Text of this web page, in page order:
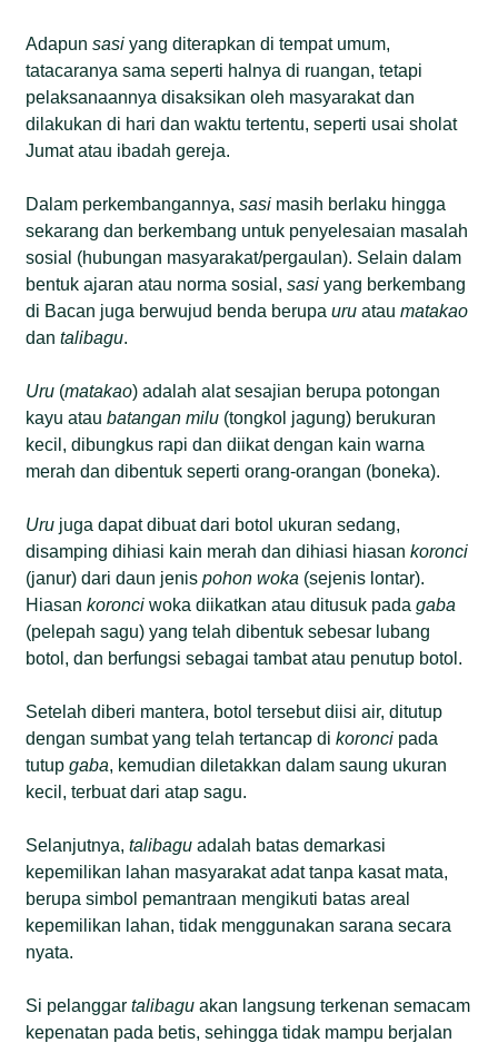
Adapunsasiyang diterapkan di tempat umum,
tatacaranya sama seperti halnya di ruangan, tetapi
pelaksanaannya disaksikan oleh masyarakat dan
dilakukan di hari dan waktu tertentu, seperti usai sholat
Jumat atau ibadah gereja.
Dalam perkembangannya,sasi masih berlaku hingga
sekarang dan berkembang untuk penyelesaian masalah
sosial (hubungan masyarakat/pergaulan). Selain dalam
bentuk ajaran atau norma sosial,sasiyang berkembang
di Bacan juga berwujud benda berupauruataumatakao
dantalibagu.
Uru (matakao) adalah alat sesajian berupa potongan
kayu ataubatangan milu (tongkol jagung) berukuran
kecil, dibungkus rapi dan diikat dengan kain warna
merah dan dibentuk seperti orang-orangan (boneka).
Uru juga dapat dibuat dari botol ukuran sedang,
disamping dihiasi kain merah dan dihiasi hiasankoronci
(janur) dari daun jenispohon woka (sejenis lontar).
Hiasankoronci woka diikatkan atau ditusuk padagaba
(pelepah sagu) yang telah dibentuk sebesar lubang
botol, dan berfungsi sebagai tambat atau penutup botol.
Setelah diberi mantera, botol tersebut diisi air, ditutup
dengan sumbat yang telah tertancap dikoronci pada
tutupgaba, kemudian diletakkan dalam saung ukuran
kecil, terbuat dari atap sagu.
Selanjutnya,talibaguadalah batas demarkasi
kepemilikan lahan masyarakat adat tanpa kasat mata,
berupa simbol pemantraan mengikuti batas areal
kepemilikan lahan, tidak menggunakan sarana secara
nyata.
Si pelanggartalibaguakan langsung terkenan semacam
kepenatan pada betis, sehingga tidak mampu berjalan